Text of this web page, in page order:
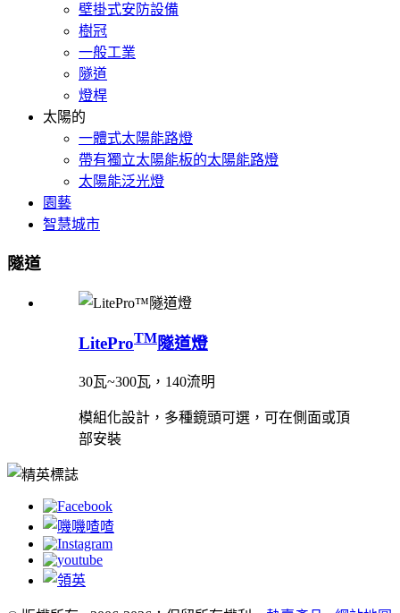
壁掛式安防設備
樹冠
一般工業
隧道
燈桿
太陽的
一體式太陽能路燈
帶有獨立太陽能板的太陽能路燈
太陽能泛光燈
園藝
智慧城市
隧道
LiteProTM隧道燈
30瓦~300瓦，140流明
模組化設計，多種鏡頭可選，可在側面或頂
部安裝